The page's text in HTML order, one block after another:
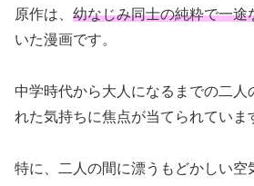
原作は、 幼なじみ同士の純粋で一途
いた漫画です。
中学時代から大人になるまでの二人
れた気持ちに焦点が当てられていま
特に、二人の間に漂うもどかしい空